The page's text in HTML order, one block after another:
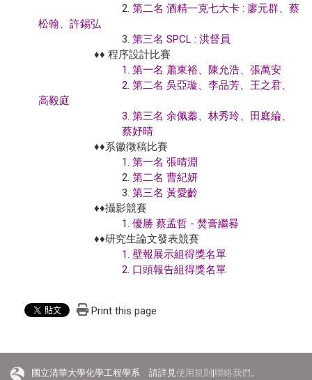
2. 第二名 酒精一克七大卡 : 廖元群、蔡
松翰、許錫弘
3. 第三名 SPCL : 洪督員
♦♦ 程序設計比賽
1. 第一名 蕭東裕、陳允浩、張萬安
2. 第二名 吳亞璇、李品芳、王之君、
高毅庭
3. 第三名 余佩蓁、林秀玲、田庭綸、
蔡妤晴
♦♦系徽徵稿比賽
1. 第一名 張晴淵
2. 第二名 曹紀妍
3. 第三名 黃愛齡
♦♦攝影競賽
1. 優勝 蔡孟哲 - 焚膏繼晷
♦♦研究生論文發表競賽
1. 壁報展示組得獎名單
2. 口頭報告組得獎名單
Print this page
國立清華大學化學工程學系 請詳見使用規則 |聯絡我們 。